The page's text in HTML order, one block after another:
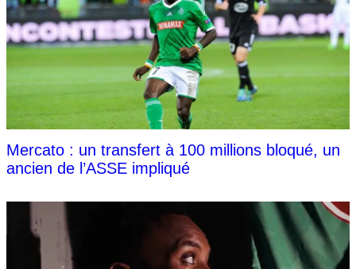
Mercato : un transfert à 100 millions bloqué, un
ancien de l’ASSE impliqué